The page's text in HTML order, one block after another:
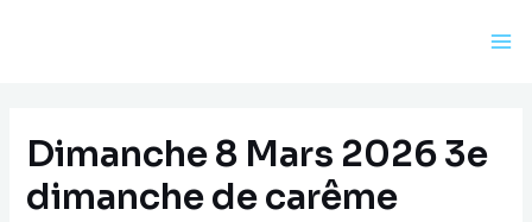
Dimanche 8 Mars 2026 3e
dimanche de carême